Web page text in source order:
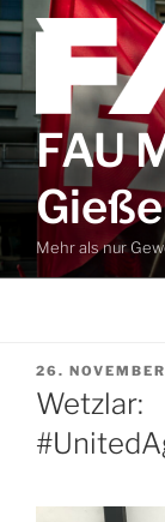
Zum
Inhalt
springen
FAU
Mehr als nur
AM
26.
Wetzlar: